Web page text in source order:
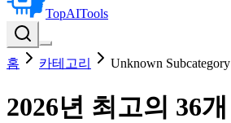
TopAITools
홈 카테고리 Unknown Subcategory
2026년 최고의 36개